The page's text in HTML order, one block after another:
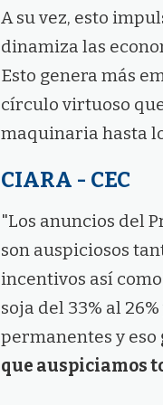
A su vez, esto
dinamiza las
Esto genera más
círculo virtuoso
maquinaria hasta
CIARA - CEC
"Los anuncios del
son auspiciosos
incentivos así
soja del 33% al
permanentes y eso
que auspiciamos